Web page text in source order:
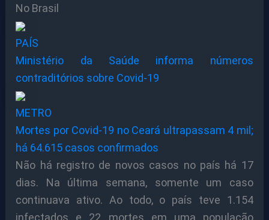
No Brasil
PAÍS
Ministério da Saúde informa números
contraditórios sobre Covid-19
METRO
Mortes por Covid-19 no Ceará ultrapassam 4 mil;
há 64.615 casos confirmados
Não há registro de novos casos no país há 17
dias. Na última semana, somente um caso
continuava ativo. Ao todo, o país teve 1.154
infectados e 22 mortes em uma população